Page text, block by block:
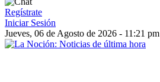
Regístrate
Iniciar Sesión
Jueves, 06 de Agosto de 2026 - 11:21 pm